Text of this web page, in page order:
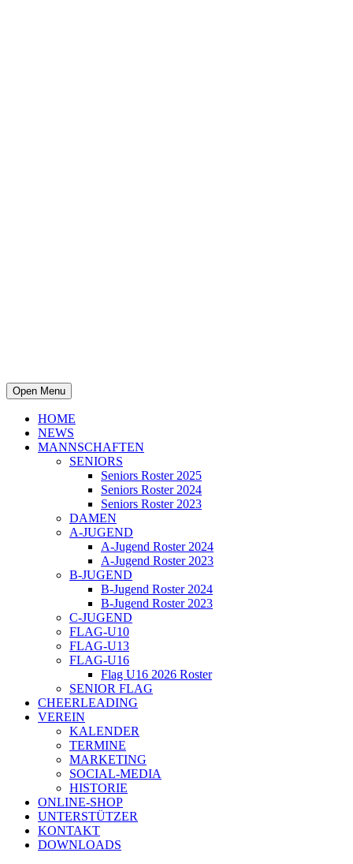
Open Menu
HOME
NEWS
MANNSCHAFTEN
SENIORS
Seniors Roster 2025
Seniors Roster 2024
Seniors Roster 2023
DAMEN
A-JUGEND
A-Jugend Roster 2024
A-Jugend Roster 2023
B-JUGEND
B-Jugend Roster 2024
B-Jugend Roster 2023
C-JUGEND
FLAG-U10
FLAG-U13
FLAG-U16
Flag U16 2026 Roster
SENIOR FLAG
CHEERLEADING
VEREIN
KALENDER
TERMINE
MARKETING
SOCIAL-MEDIA
HISTORIE
ONLINE-SHOP
UNTERSTÜTZER
KONTAKT
DOWNLOADS